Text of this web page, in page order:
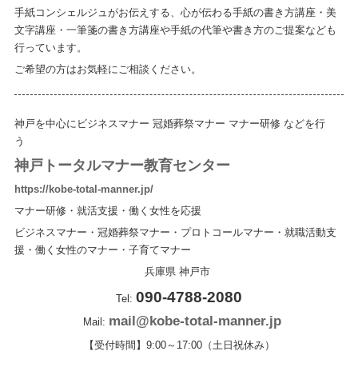
手紙コンシェルジュがお伝えする、心が伝わる手紙の書き方講座・美
文字講座・一筆箋の書き方講座や手紙の代筆や書き方のご提案なども
行っています。
ご希望の方はお気軽にご相談ください。
神戸を中心にビジネスマナー 冠婚葬祭マナー マナー研修 などを行
う
神戸トータルマナー教育センター
https://kobe-total-manner.jp/
マナー研修・就活支援・働く女性を応援
ビジネスマナー・冠婚葬祭マナー・プロトコールマナー・就職活動支
援・働く女性のマナー・子育てマナー
兵庫県 神戸市
Tel: 090-4788-2080
Mail: mail@kobe-total-manner.jp
【受付時間】9:00～17:00（土日祝休み）